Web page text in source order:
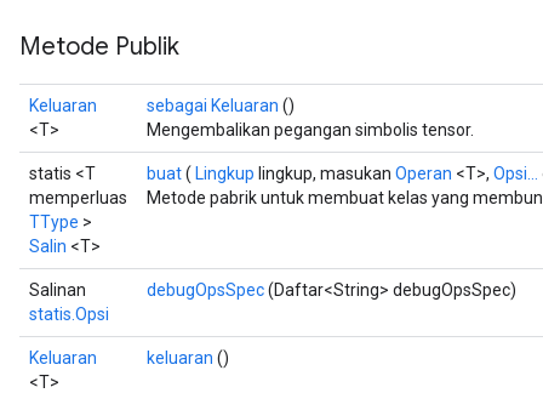
Metode Publik
Keluaran
<T>
sebagai Keluaran ()
Mengembalikan pegangan simbolis tensor.
statis <T
memperluas
TType >
Salin <T>
buat( Lingkup lingkup, masukan Operan <T>, Opsi...
Metode pabrik untuk membuat kelas yang
Salinan
statis.Opsi
debugOpsSpec(Daftar<String> debugOpsSpec)
Keluaran
<T>
keluaran ()